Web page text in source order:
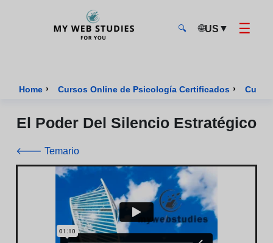
🔍 🌐US ▼ ☰
Home › Cursos Online de Psicología Certificados › Curso
El Poder Del Silencio Estratégico
🡐 Temario